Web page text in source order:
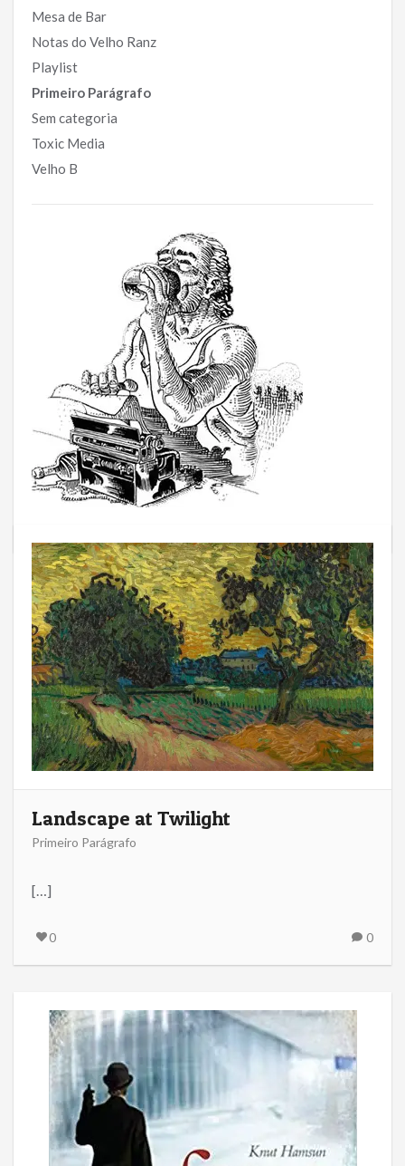
Mesa de Bar
Notas do Velho Ranz
Playlist
Primeiro Parágrafo
Sem categoria
Toxic Media
Velho B
Landscape at Twilight
Primeiro Parágrafo
[…]
0 0